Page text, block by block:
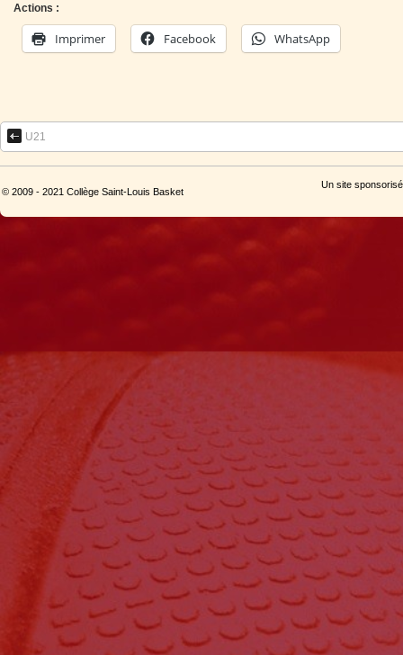
Actions :
Imprimer Facebook WhatsApp
U21
© 2009 - 2021 Collège Saint-Louis Basket
Un site